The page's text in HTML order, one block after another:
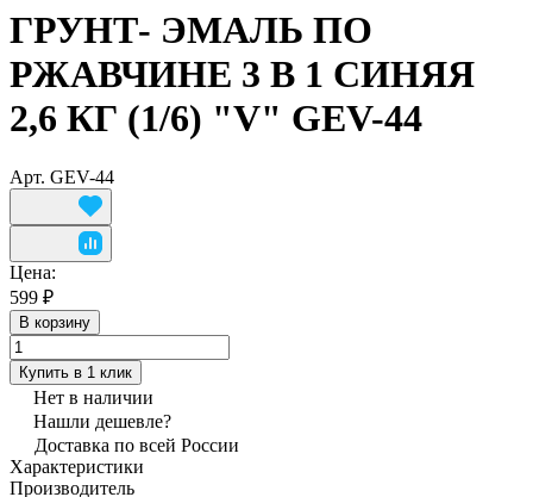
ГРУНТ- ЭМАЛЬ ПО
РЖАВЧИНЕ 3 В 1 СИНЯЯ
2,6 КГ (1/6) "V" GEV-44
Арт. GEV-44
Цена:
599 ₽
В корзину
Купить в 1 клик
Нет в наличии
Нашли дешевле?
Доставка по всей России
Характеристики
Производитель